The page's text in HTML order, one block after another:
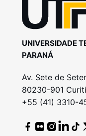
UNIVERSIDADE
PARANÁ
Av. Sete de
80230-901
+55 (41) 3310-